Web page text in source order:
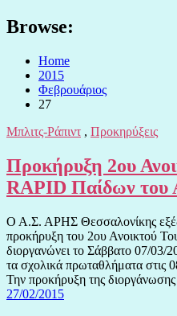
Browse:
Home
2015
Φεβρουάριος
27
Μπλιτς-Ράπιντ , Προκηρύξεις
Προκήρυξη 2ου
RAPID Παίδων
Ο Α.Σ. ΑΡΗΣ Θεσσαλονίκης
προκήρυξη του 2ου Ανοικτού
διοργανώνει το Σάββατο 07/03/
τα σχολικά πρωταθλήματα στις
Την προκήρυξη της διοργάνωσης
27/02/2015